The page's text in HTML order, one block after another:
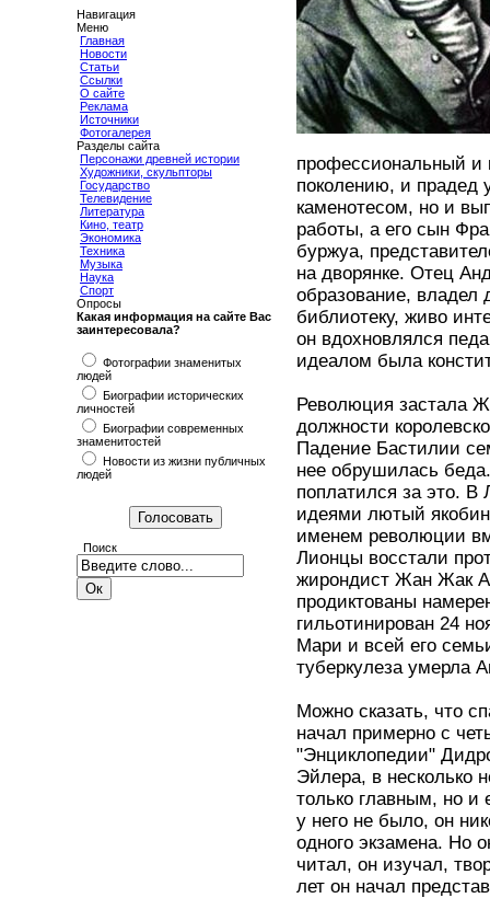
Навигация
Меню
Главная
Новости
Статьи
Ссылки
О сайте
Реклама
Источники
Фотогалерея
Разделы сайта
Персонажи древней истории
Художники, скульпторы
Государство
Телевидение
Литература
Кино, театр
Экономика
Техника
Музыка
Наука
Спорт
Опросы
Какая информация на сайте Вас
заинтересовала?
Фотографии знаменитых
людей
Биографии исторических
личностей
Биографии современных
знаменитостей
Новости из жизни публичных
людей
Поиск
профессиональный и
поколению, и
каменотесом, но и
работы, а его сын
буржуа,
на дворянке. Отец
образование, владел
библиотеку, живо
он вдохновлялся
идеалом была
Революция застала
должности
Падение Бастилии
нее обрушилась
поплатился за это.
идеями лютый
именем революции
Лионцы восстали
жирондист Жан Жак
продиктованы
гильотинирован 24
Мари и всей его
туберкулеза умерла
Можно сказать, что
начал примерно с
"Энциклопедии"
Эйлера, в несколько
только главным, но и
у него не было, он
одного экзамена. Но
читал, он изучал,
лет он начал